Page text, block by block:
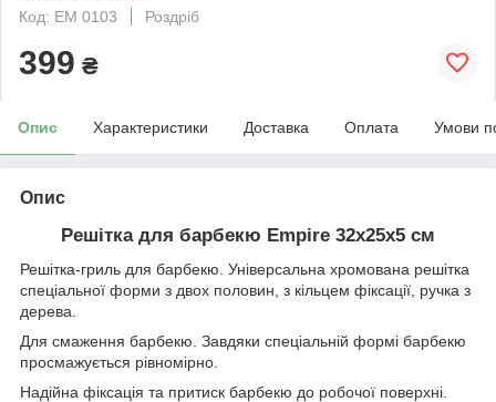
Код: EM 0103
Роздріб
399 ₴
Опис Характеристики Доставка Оплата Умови
Опис
Решітка для барбекю Empire 32х25х5 см
Решітка-гриль для барбекю. Універсальна хромована решітка
спеціальної форми з двох половин, з кільцем фіксації, ручка з
дерева.
Для смаження барбекю. Завдяки спеціальній формі барбекю
просмажується рівномірно.
Надійна фіксація та притиск барбекю до робочої поверхні.